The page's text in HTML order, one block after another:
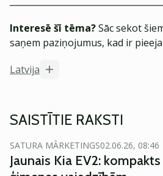
Interesē šī tēma?Sāc sekot
saņem paziņojumus, kad ir
Latvija
SAISTĪTIE RAKSTI
SATURA MĀRKETINGS02.06.26, 08:46
Jaunais Kia EV2: